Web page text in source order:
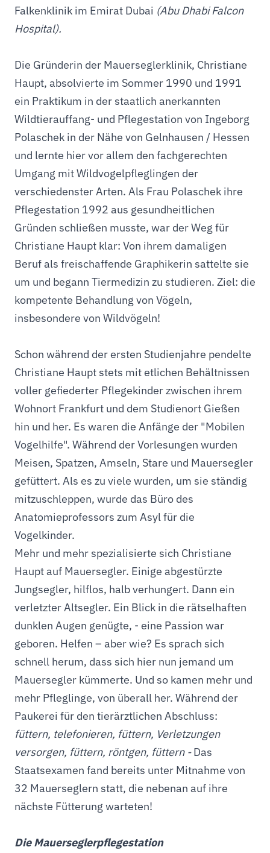
Falkenklinik im Emirat Dubai (Abu Dhabi Falcon
Hospital).
Die Gründerin der Mauerseglerklinik, Christiane
Haupt, absolvierte im Sommer 1990 und 1991
ein Praktikum in der staatlich anerkannten
Wildtierauffang- und Pflegestation von Ingeborg
Polaschek in der Nähe von Gelnhausen / Hessen
und lernte hier vor allem den fachgerechten
Umgang mit Wildvogelpfleglingen der
verschiedenster Arten. Als Frau Polaschek ihre
Pflegestation 1992 aus gesundheitlichen
Gründen schließen musste, war der Weg für
Christiane Haupt klar: Von ihrem damaligen
Beruf als freischaffende Graphikerin sattelte sie
um und begann Tiermedizin zu studieren. Ziel: die
kompetente Behandlung von Vögeln,
insbesondere von Wildvögeln!
Schon während der ersten Studienjahre pendelte
Christiane Haupt stets mit etlichen Behältnissen
voller gefiederter Pflegekinder zwischen ihrem
Wohnort Frankfurt und dem Studienort Gießen
hin und her. Es waren die Anfänge der "Mobilen
Vogelhilfe". Während der Vorlesungen wurden
Meisen, Spatzen, Amseln, Stare und Mauersegler
gefüttert. Als es zu viele wurden, um sie ständig
mitzuschleppen, wurde das Büro des
Anatomieprofessors zum Asyl für die
Vogelkinder.
Mehr und mehr spezialisierte sich Christiane
Haupt auf Mauersegler. Einige abgestürzte
Jungsegler, hilflos, halb verhungert. Dann ein
verletzter Altsegler. Ein Blick in die rätselhaften
dunklen Augen genügte, - eine Passion war
geboren. Helfen – aber wie? Es sprach sich
schnell herum, dass sich hier nun jemand um
Mauersegler kümmerte. Und so kamen mehr und
mehr Pfleglinge, von überall her. Während der
Paukerei für den tierärztlichen Abschluss:
füttern, telefonieren, füttern, Verletzungen
versorgen, füttern, röntgen, füttern -Das
Staatsexamen fand bereits unter Mitnahme von
32 Mauerseglern statt, die nebenan auf ihre
nächste Fütterung warteten!
Die Mauerseglerpflegestation